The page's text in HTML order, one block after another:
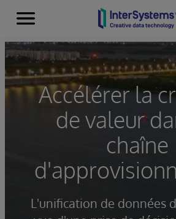
Skip to content
Menu
Accélérer la
de valeur
chaîne
L'unification de données